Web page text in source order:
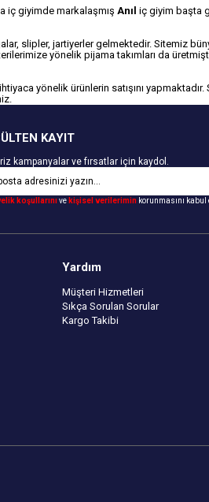
iç giyimde markalaşmış Anıl iç giyim başta
slipler, jartiyerler gelmektedir. Sitemiz
yönelik pijama takımları da
yönelik ürünlerin satışını yapmaktadır.
KAYIT
kampanyalar ve fırsatlar için kaydol.
koşullarınıve kişisel verileriminkorunmasını kabul
Yardım
Müşteri Hizmetleri
Sıkça Sorulan Sorular
Kargo Takibi